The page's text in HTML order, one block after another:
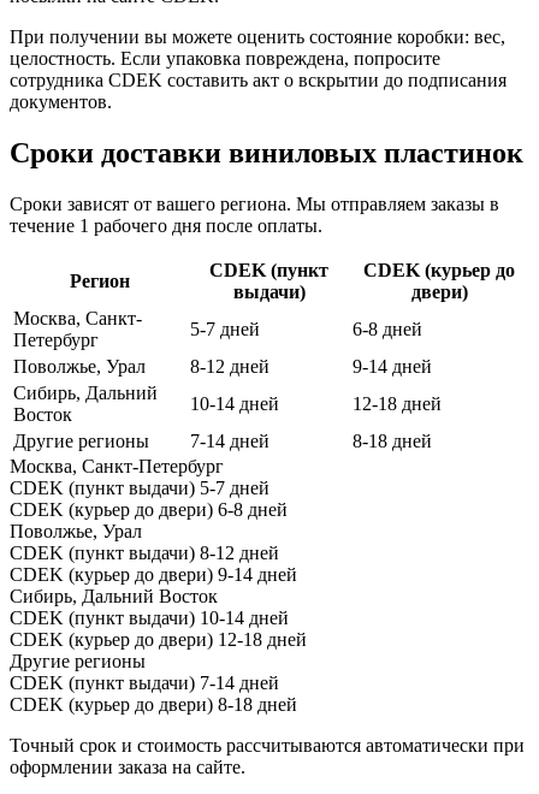
При получении вы можете оценить состояние коробки: вес,
целостность. Если упаковка повреждена, попросите
сотрудника CDEK составить акт о вскрытии до подписания
документов.
Сроки доставки виниловых пластинок
Сроки зависят от вашего региона. Мы отправляем заказы в
течение 1 рабочего дня после оплаты.
Регион
CDEK (пункт
выдачи)
CDEK (курьер до
двери)
Москва, Санкт-
Петербург
5-7 дней
6-8 дней
Поволжье, Урал
8-12 дней
9-14 дней
Сибирь, Дальний
Восток
10-14 дней
12-18 дней
Другие регионы
7-14 дней
8-18 дней
Москва, Санкт-Петербург
CDEK (пункт выдачи) 5-7 дней
CDEK (курьер до двери) 6-8 дней
Поволжье, Урал
CDEK (пункт выдачи) 8-12 дней
CDEK (курьер до двери) 9-14 дней
Сибирь, Дальний Восток
CDEK (пункт выдачи) 10-14 дней
CDEK (курьер до двери) 12-18 дней
Другие регионы
CDEK (пункт выдачи) 7-14 дней
CDEK (курьер до двери) 8-18 дней
Точный срок и стоимость рассчитываются автоматически при
оформлении заказа на сайте.